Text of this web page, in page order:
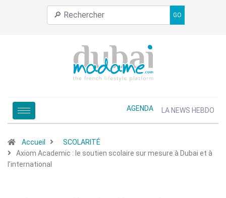
GO
AGENDA LA NEWS HEBDO
Accueil
SCOLARITÉ
Axiom Academic : le soutien scolaire sur mesure à Dubai et à
l’international